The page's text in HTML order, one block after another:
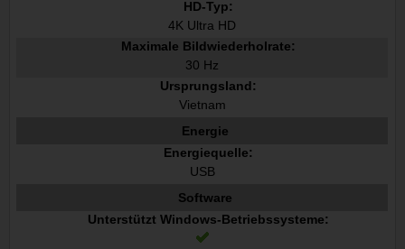
HD-Typ:
4K Ultra HD
Maximale Bildwiederholrate:
30 Hz
Ursprungsland:
Vietnam
Energie
Energiequelle:
USB
Software
Unterstützt Windows-Betriebssysteme: